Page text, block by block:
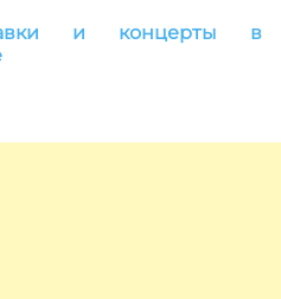
и концерты в